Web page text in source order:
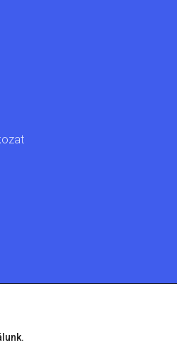
Város • Minden jog fenntartva!